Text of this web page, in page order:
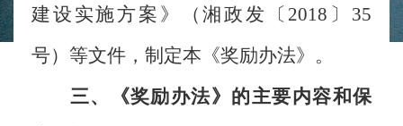
建设实施方案》（湘政发〔2018〕35
号）等文件，制定本《奖励办法》。
三、《奖励办法》的主要内容和保